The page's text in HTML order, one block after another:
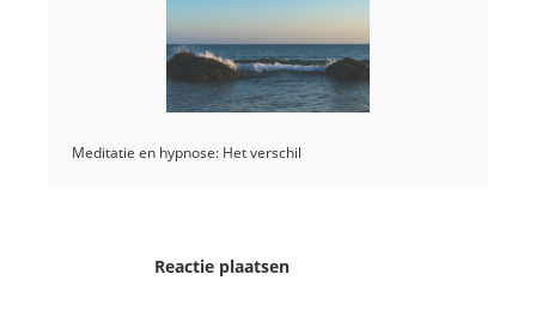
Meditatie en hypnose: Het verschil
Reactie plaatsen